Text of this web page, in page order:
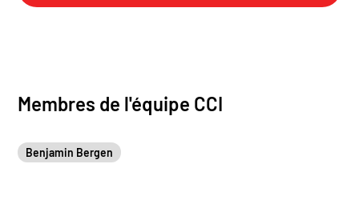
Membres de l'équipe CCI
Benjamin Bergen